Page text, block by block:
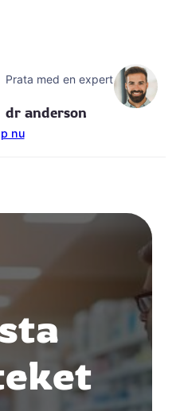
Prata med en expert
dr anderson
nu